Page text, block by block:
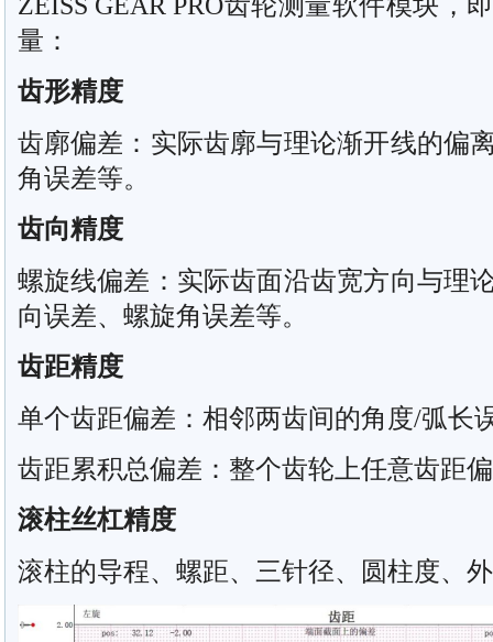
量：
齿形精度
齿廓偏差：实际齿廓与理论渐开线的偏
角误差等。
齿向精度
螺旋线偏差：实际齿面沿齿宽方向与理
向误差、螺旋角误差等。
齿距精度
单个齿距偏差：相邻两齿间的角度/弧长
齿距累积总偏差：整个齿轮上任意齿距
滚柱丝杠精度
滚柱的导程、螺距、三针径、圆柱度、